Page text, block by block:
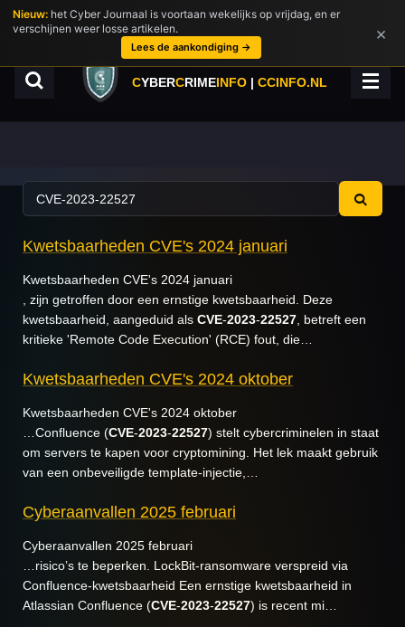
Ga
direct
hoofdinhoud
CYBERCRIMEINFO | CCINFO.NL
Kwetsbaarheden CVE's 2024 januari
Kwetsbaarheden CVE's 2024 januari
, zijn getroffen door een ernstige kwetsbaarheid. Deze
kwetsbaarheid, aangeduid als CVE-2023-22527 , betreft een
kritieke 'Remote Code Execution' (RCE) fout, die…
Kwetsbaarheden CVE's 2024 oktober
Kwetsbaarheden CVE's 2024 oktober
…Confluence (CVE-2023-22527) stelt cybercriminelen in staat
om servers te kapen voor cryptomining. Het lek maakt gebruik
van een onbeveiligde template-injectie,…
Cyberaanvallen 2025 februari
Cyberaanvallen 2025 februari
…risico’s te beperken. LockBit-ransomware verspreid via
Confluence-kwetsbaarheid Een ernstige kwetsbaarheid in
Atlassian Confluence (CVE-2023-22527) is recent mi…
Nieuw: het Cyber Journaal is voortaan wekelijks op vrijdag, en er
verschijnen weer losse artikelen.
Lees de aankondiging →
×